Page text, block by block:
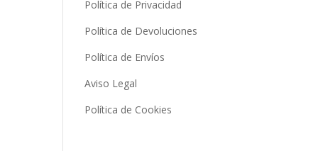
Política de Privacidad
Política de Devoluciones
Política de Envíos
Aviso Legal
Política de Cookies